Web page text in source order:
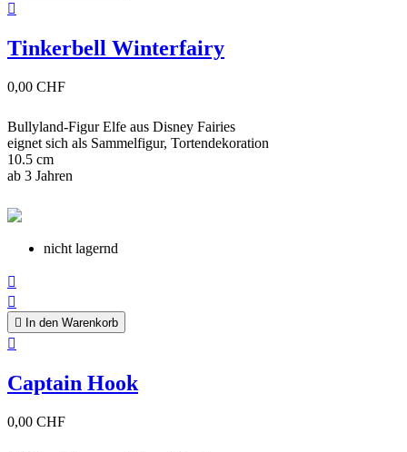

Tinkerbell Winterfairy
0,00 CHF
Bullyland-Figur Elfe aus Disney Fairies
eignet sich als Sammelfigur, Tortendekoration
10.5 cm
ab 3 Jahren
nicht lagernd


 In den Warenkorb

Captain Hook
0,00 CHF